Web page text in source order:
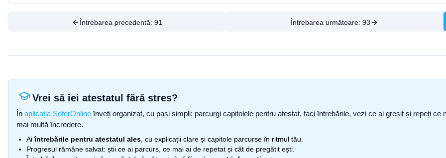
Întrebarea precedentă: 91 Întrebarea următoare: 93
Vrei să iei atestatul fără stres?
În aplicația SoferOnline înveți organizat, cu pași simpli: parcurgi capitolele pentru atestat, faci întrebările, vezi ce ai greșit și repeți
mai multă încredere.
Aiîntrebările pentru atestatul ales , cu explicații clare și capitole parcurse în ritmul tău.
Progresul rămâne salvat: știi ce ai parcurs, ce mai ai de repetat și cât de pregătit ești.